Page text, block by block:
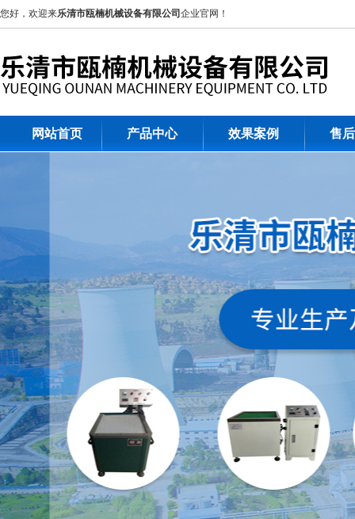
您好，欢迎来乐清市瓯楠机械设备有限公司 企业官网！
网站首页 产品中心 效果案例 售